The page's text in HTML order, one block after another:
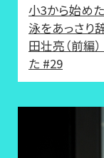
小3から始め
泳をあっさり
田壮亮（前編
た #29